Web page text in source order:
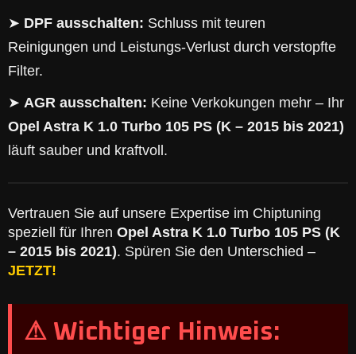
➤ DPF ausschalten: Schluss mit teuren
Reinigungen und Leistungs-Verlust durch verstopfte
Filter.
➤ AGR ausschalten: Keine Verkokungen mehr – Ihr
Opel Astra K 1.0 Turbo 105 PS (K – 2015 bis 2021)
läuft sauber und kraftvoll.
Vertrauen Sie auf unsere Expertise im Chiptuning
speziell für Ihren Opel Astra K 1.0 Turbo 105 PS (K
– 2015 bis 2021). Spüren Sie den Unterschied –
JETZT!
⚠ Wichtiger Hinweis: